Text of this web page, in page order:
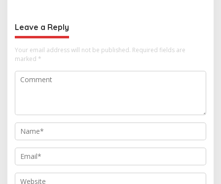
Leave a Reply
Your email address will not be published. Required fields are
marked *